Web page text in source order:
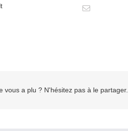
vous a plu ? N'hésitez pas à le partager.